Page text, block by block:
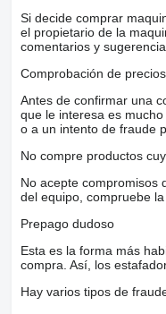
Si decide comprar
el propietario de la
comentarios y
Comprobación de precios
Antes de confirmar una
que le interesa es
o a un intento de fraude
No compre productos
No acepte compromisos
del equipo, compruebe
Prepago dudoso
Esta es la forma más
compra. Así, los
Hay varios tipos de